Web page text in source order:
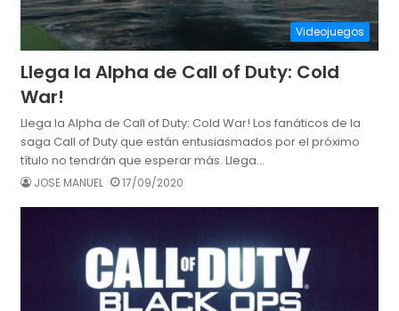
Videojuegos
Llega la Alpha de Call of Duty: Cold
War!
Llega la Alpha de Call of Duty: Cold War! Los fanáticos de la
saga Call of Duty que están entusiasmados por el próximo
título no tendrán que esperar más. Llega…
JOSE MANUEL 17/09/2020